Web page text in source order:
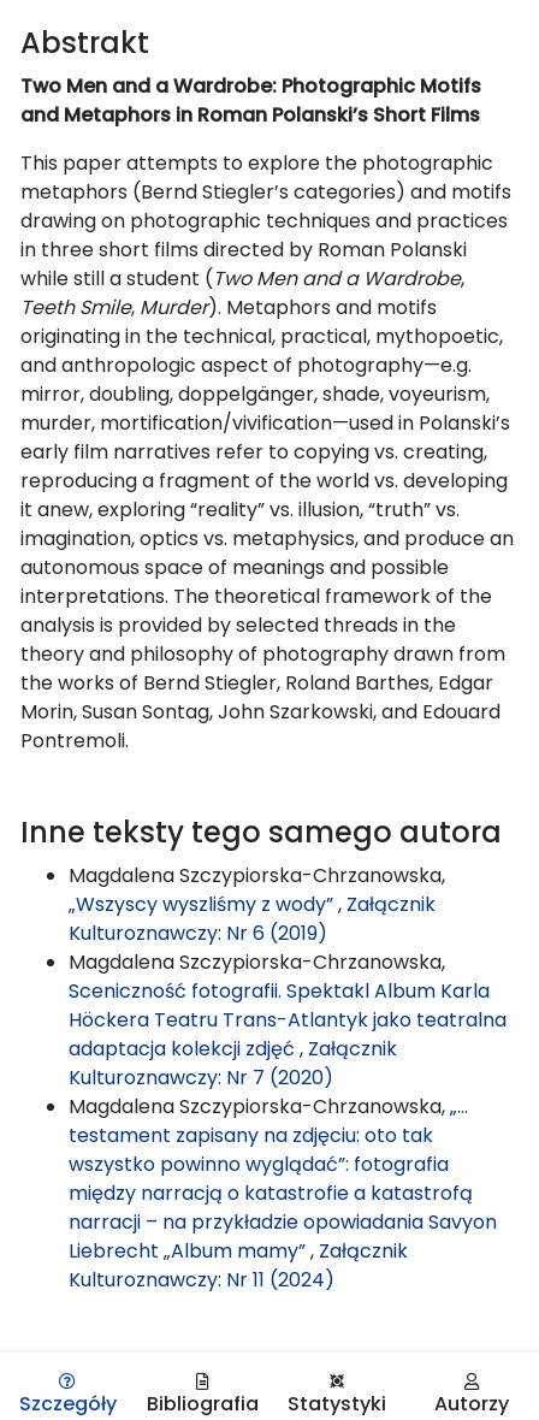
Abstrakt
Two Men and a Wardrobe: Photographic Motifs
and Metaphors in Roman Polanski’s Short Films
This paper attempts to explore the photographic
metaphors (Bernd Stiegler’s categories) and motifs
drawing on photographic techniques and practices
in three short films directed by Roman Polanski
while still a student (Two Men and a Wardrobe,
Teeth Smile, Murder). Metaphors and motifs
originating in the technical, practical, mythopoetic,
and anthropologic aspect of photography—e.g.
mirror, doubling, doppelgänger, shade, voyeurism,
murder, mortification/vivification—used in Polanski’s
early film narratives refer to copying vs. creating,
reproducing a fragment of the world vs. developing
it anew, exploring “reality” vs. illusion, “truth” vs.
imagination, optics vs. metaphysics, and produce an
autonomous space of meanings and possible
interpretations. The theoretical framework of the
analysis is provided by selected threads in the
theory and philosophy of photography drawn from
the works of Bernd Stiegler, Roland Barthes, Edgar
Morin, Susan Sontag, John Szarkowski, and Edouard
Pontremoli.
Inne teksty tego samego autora
Magdalena Szczypiorska-Chrzanowska,
„Wszyscy wyszliśmy z wody”, Załącznik
Kulturoznawczy: Nr 6 (2019)
Magdalena Szczypiorska-Chrzanowska,
Sceniczność fotografii. Spektakl Album Karla
Höckera Teatru Trans-Atlantyk jako teatralna
adaptacja kolekcji zdjęć , Załącznik
Kulturoznawczy: Nr 7 (2020)
Magdalena Szczypiorska-Chrzanowska,„…
testament zapisany na zdjęciu: oto tak
wszystko powinno wyglądać”: fotografia
między narracją o katastrofie a katastrofą
narracji – na przykładzie opowiadania Savyon
Liebrecht „Album mamy”, Załącznik
Kulturoznawczy: Nr 11 (2024)
Szczegóły Bibliografia Statystyki Autorzy